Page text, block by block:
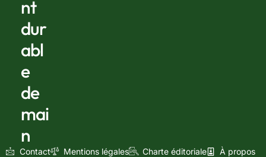
nt
dur
abl
e
de
mai
n
Contact Mentions légales Charte éditoriale
À propos